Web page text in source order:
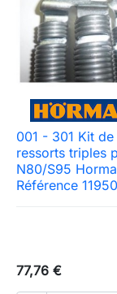
001 - 301 Kit de
ressorts triples
N80/S95
Référence
77,76 €